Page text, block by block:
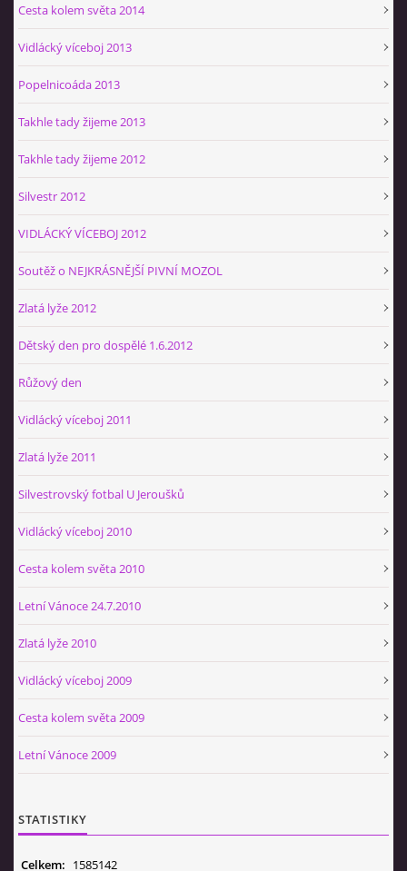
Cesta kolem světa 2014
Vidlácký víceboj 2013
Popelnicoáda 2013
Takhle tady žijeme 2013
Takhle tady žijeme 2012
Silvestr 2012
VIDLÁCKÝ VÍCEBOJ 2012
Soutěž o NEJKRÁSNĚJŠÍ PIVNÍ MOZOL
Zlatá lyže 2012
Dětský den pro dospělé 1.6.2012
Růžový den
Vidlácký víceboj 2011
Zlatá lyže 2011
Silvestrovský fotbal U Jeroušků
Vidlácký víceboj 2010
Cesta kolem světa 2010
Letní Vánoce 24.7.2010
Zlatá lyže 2010
Vidlácký víceboj 2009
Cesta kolem světa 2009
Letní Vánoce 2009
STATISTIKY
Celkem: 1585142